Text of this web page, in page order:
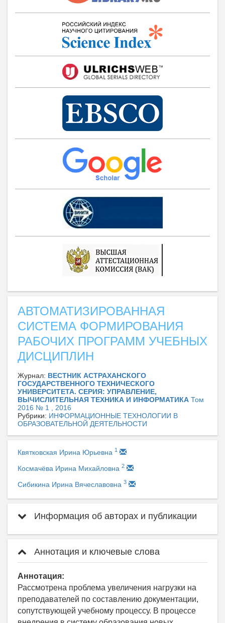
АВТОМАТИЗИРОВАННАЯ
СИСТЕМА ФОРМИРОВАНИЯ
РАБОЧИХ ПРОГРАММ УЧЕБНЫХ
ДИСЦИПЛИН
Журнал: ВЕСТНИК АСТРАХАНСКОГО
ГОСУДАРСТВЕННОГО ТЕХНИЧЕСКОГО
УНИВЕРСИТЕТА. СЕРИЯ: УПРАВЛЕНИЕ,
ВЫЧИСЛИТЕЛЬНАЯ ТЕХНИКА И ИНФОРМАТИКА Том
2016 № 1 , 2016
Рубрики: ИНФОРМАЦИОННЫЕ ТЕХНОЛОГИИ В
ОБРАЗОВАТЕЛЬНОЙ ДЕЯТЕЛЬНОСТИ
Квятковская Ирина Юрьевна 1
Космачёва Ирина Михайловна 2
Сибикина Ирина Вячеславовна 3
Информация об авторах и публикации
Аннотация и ключевые слова
Аннотация:
Рассмотрена проблема увеличения нагрузки на
преподавателей по составлению документации,
сопутствующей учебному процессу. В процессе